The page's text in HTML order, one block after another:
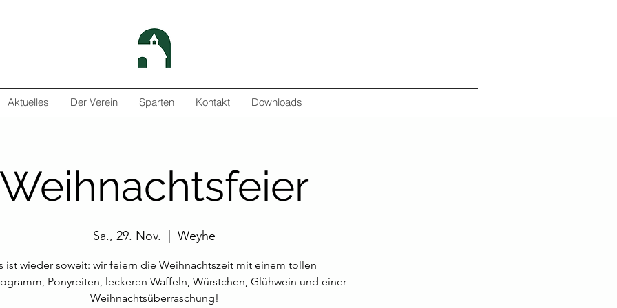
Aktuelles Der Verein Sparten Kontakt Downloads
Weihnachtsfeier
Sa., 29. Nov. Weyhe
ist wieder soweit: wir feiern die Weihnachtszeit mit einem tollen
Ponyreiten, leckeren Waffeln, Würstchen, Glühwein und einer
Weihnachtsüberraschung!